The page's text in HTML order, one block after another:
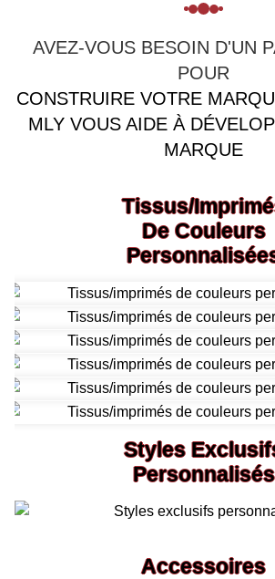
AVEZ-VOUS BESOIN D'UN
POUR
CONSTRUIRE VOTRE
MLY VOUS AIDE À
MARQUE
Tissus/
De Couleurs
Styles
Personnalisés
Accessoires